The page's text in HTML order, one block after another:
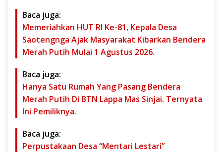
Baca juga:
Memeriahkan HUT RI Ke-81, Kepala Desa
Saotengnga Ajak Masyarakat Kibarkan Bendera
Merah Putih Mulai 1 Agustus 2026.
Baca juga:
Hanya Satu Rumah Yang Pasang Bendera
Merah Putih Di BTN Lappa Mas Sinjai. Ternyata
Ini Pemiliknya.
Baca juga:
Perpustakaan Desa “Mentari Lestari”